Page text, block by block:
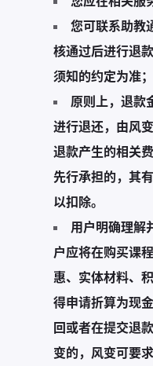
您可联系助教
核通过后进行退
须知的约定为准；
原则上，退款
进行退还，由风
退款产生的相关
先行承担的，其
以扣除。
用户明确理解
户应将在购买课
惠、实体材料、
得申请折算为现
回或者在提交退
变的，风变可要